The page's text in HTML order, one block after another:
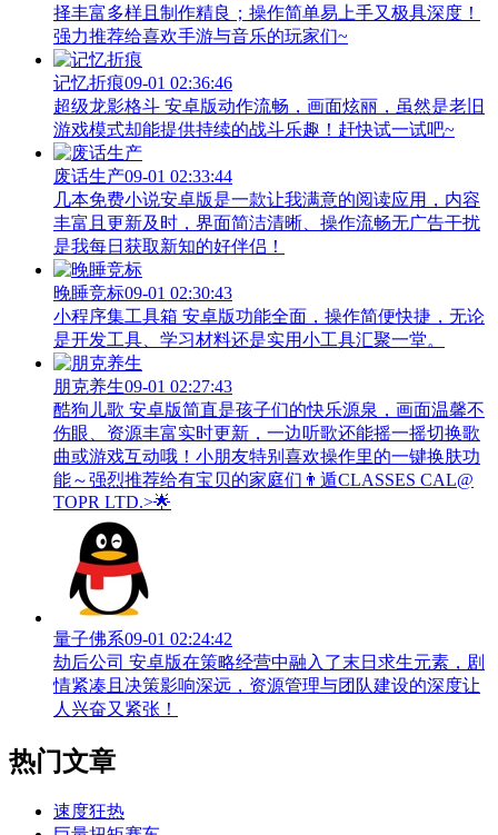
择丰富多样且制作精良；操作简单易上手又极具深度！
强力推荐给喜欢手游与音乐的玩家们~
记忆折痕09-01 02:36:46
超级龙影格斗 安卓版动作流畅，画面炫丽，虽然是老旧
游戏模式却能提供持续的战斗乐趣！赶快试一试吧~
废话生产09-01 02:33:44
几本免费小说安卓版是一款让我满意的阅读应用，内容
丰富且更新及时，界面简洁清晰、操作流畅无广告干扰
是我每日获取新知的好伴侣！
晚睡竞标09-01 02:30:43
小程序集工具箱 安卓版功能全面，操作简便快捷，无论
是开发工具、学习材料还是实用小工具汇聚一堂。
朋克养生09-01 02:27:43
酷狗儿歌 安卓版简直是孩子们的快乐源泉，画面温馨不
伤眼、资源丰富实时更新，一边听歌还能摇一摇切换歌
曲或游戏互动哦！小朋友特别喜欢操作里的一键换肤功
能～强烈推荐给有宝贝的家庭们👨‍遁️CLASSES CAL@
TOPR LTD.>🌟
量子佛系09-01 02:24:42
劫后公司 安卓版在策略经营中融入了末日求生元素，剧
情紧凑且决策影响深远，资源管理与团队建设的深度让
人兴奋又紧张！
热门文章
速度狂热